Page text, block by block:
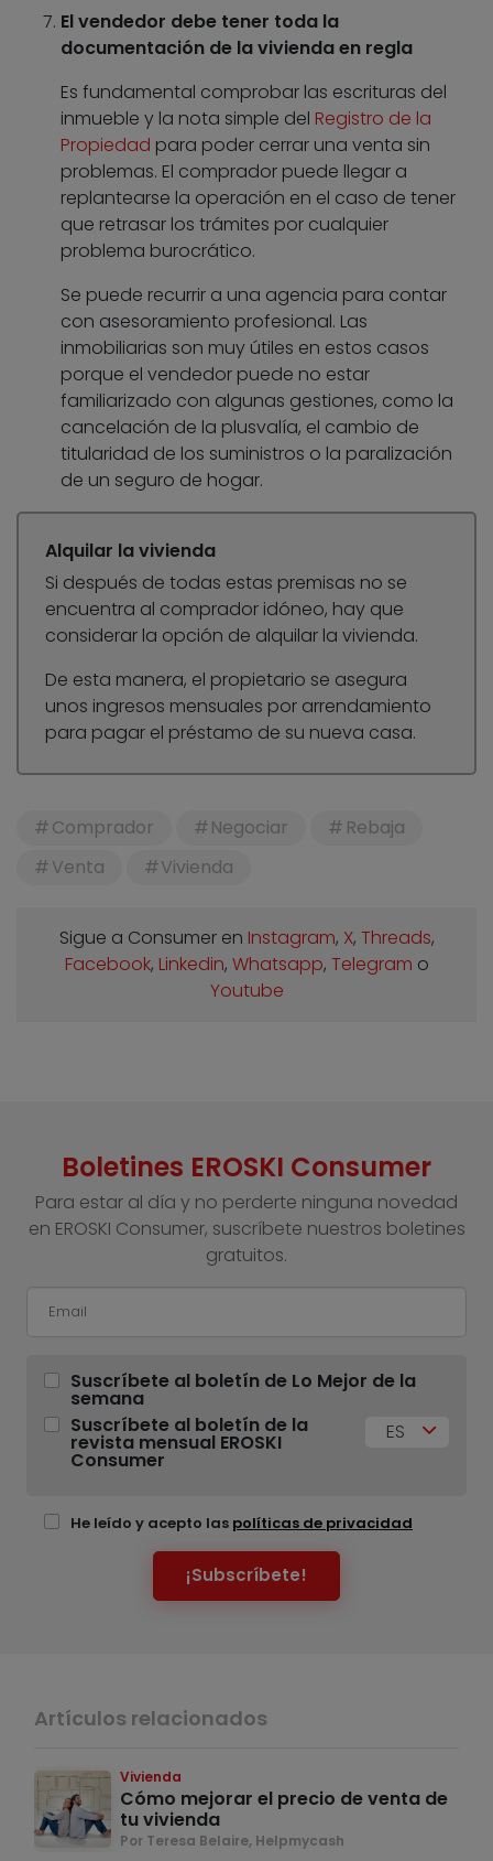
El vendedor debe tener toda la
documentación de la vivienda en regla
Es fundamental comprobar las escrituras del
inmueble y la nota simple del Registro de la
Propiedad para poder cerrar una venta sin
problemas. El comprador puede llegar a
replantearse la operación en el caso de tener
que retrasar los trámites por cualquier
problema burocrático.
Se puede recurrir a una agencia para contar
con asesoramiento profesional. Las
inmobiliarias son muy útiles en estos casos
porque el vendedor puede no estar
familiarizado con algunas gestiones, como la
cancelación de la plusvalía, el cambio de
titularidad de los suministros o la paralización
de un seguro de hogar.
Alquilar la vivienda
Si después de todas estas premisas no se
encuentra al comprador idóneo, hay que
considerar la opción de alquilar la vivienda.
De esta manera, el propietario se asegura
unos ingresos mensuales por arrendamiento
para pagar el préstamo de su nueva casa.
Comprador Negociar
Rebaja
Venta
Vivienda
Sigue a Consumer en Instagram, X, Threads,
Facebook, Linkedin, Whatsapp, Telegram o
Youtube
Boletines EROSKI Consumer
Para estar al día y no perderte ninguna novedad
en EROSKI Consumer, suscríbete nuestros boletines
gratuitos.
Suscríbete al boletín de Lo Mejor de la
semana
Suscríbete al boletín de la
revista mensual EROSKI
Consumer
ES
He leído y acepto las políticas de privacidad
¡Subscríbete!
Artículos relacionados
Vivienda
Cómo mejorar el precio de venta de
tu vivienda
Por Teresa Belaire, Helpmycash